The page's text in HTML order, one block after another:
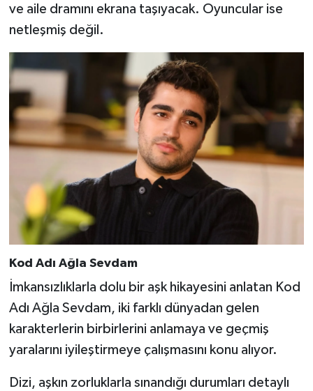
ve aile dramını ekrana taşıyacak. Oyuncular ise
netleşmiş değil.
Kod Adı Ağla Sevdam
İmkansızlıklarla dolu bir aşk hikayesini anlatan Kod
Adı Ağla Sevdam, iki farklı dünyadan gelen
karakterlerin birbirlerini anlamaya ve geçmiş
yaralarını iyileştirmeye çalışmasını konu alıyor.
Dizi, aşkın zorluklarla sınandığı durumları detaylı